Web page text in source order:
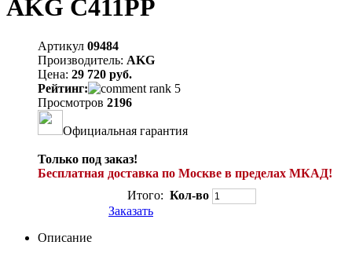
AKG C411PP
Артикул 09484
Производитель: AKG
Цена: 29 720 руб.
Рейтинг:
Просмотров 2196
Официальная гарантия
Только под заказ!
Бесплатная доставка по Москве в пределах МКАД!
Итого: Кол-во
Заказать
Описание